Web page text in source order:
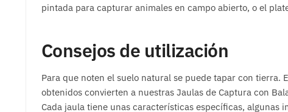
pintada para capturar animales en campo abierto, o el
Consejos de utilización
Para que noten el suelo natural se puede tapar con
obtenidos convierten a nuestras Jaulas de Captura con
Cada jaula tiene unas características específicas,